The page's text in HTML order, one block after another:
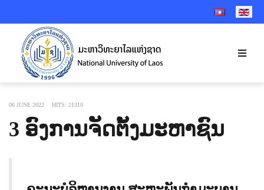
SELECT YOUR
06 JUNE 2022 HITS: 21310
3 ອົງການຈັດຕັ້ງມະຫາຊົນ